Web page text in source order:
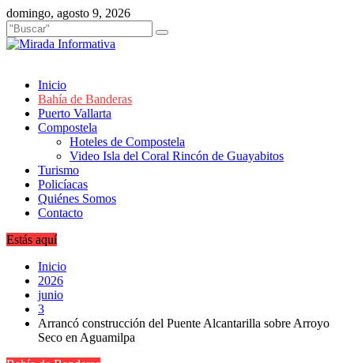
Saltar
al
contenido
domingo, agosto 9, 2026
Inicio
Bahía de Banderas
Puerto Vallarta
Compostela
Hoteles de Compostela
Video Isla del Coral Rincón de Guayabitos
Turismo
Policíacas
Quiénes Somos
Contacto
Estás aquí
Inicio
2026
junio
3
Arrancó construcción del Puente Alcantarilla sobre Arroyo
Seco en Aguamilpa